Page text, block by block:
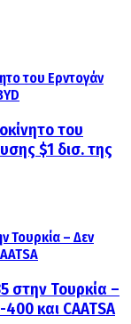
του
$1 δισ. της
στην Τουρκία –
και CAATSA